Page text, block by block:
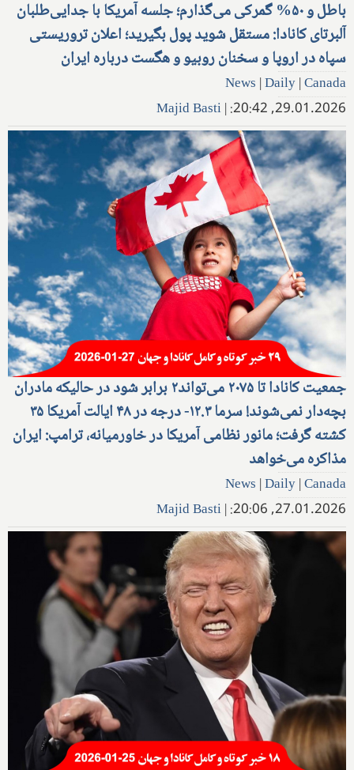
باطل و ۵۰% گمرکی می‌گذارم؛ جلسه آمریکا با جدایی‌طلبان
آلبرتای کانادا: مستقل شوید پول بگیرید؛ اعلان تروریستی
سپاه در اروپا و سخنان روبیو و هگست درباره ایران
News |Daily|Canada
29.01.2026, 20:42:
|
Majid Basti
جمعیت کانادا تا ۲۰۷۵ می‌تواند۲ برابر شود در حالیکه مادران
بچه‌دار نمی‌شوند! سرما ۱۲.۳- درجه در ۴۸ ایالت آمریکا ۳۵
کشته گرفت؛ مانور نظامی آمریکا در خاورمیانه، ترامپ: ایران
مذاکره می‌خواهد
News |Daily|Canada
27.01.2026, 20:06:
|
Majid Basti